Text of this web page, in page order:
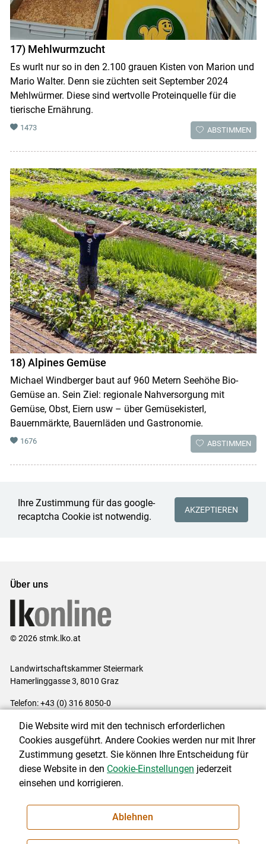
17) Mehlwurmzucht
Es wurlt nur so in den 2.100 grauen Kisten von Marion und
Mario Walter. Denn sie züchten seit September 2024
Mehlwürmer. Diese sind wertvolle Proteinquelle für die
tierische Ernährung.
1473 ABSTIMMEN
18) Alpines Gemüse
Michael Windberger baut auf 960 Metern Seehöhe Bio-
Gemüse an. Sein Ziel: regionale Nahversorgung mit
Gemüse, Obst, Eiern usw – über Gemüsekisterl,
Bauernmärkte, Bauernläden und Gastronomie.
1676 ABSTIMMEN
Ihre Zustimmung für das google-
recaptcha Cookie ist notwendig.
AKZEPTIEREN
Über uns
© 2026 stmk.lko.at
Landwirtschaftskammer Steiermark
Hamerlinggasse 3, 8010 Graz
Telefon: +43 (0) 316 8050-0
Impressum|Kontakt|Datenschutzerklärung|Barrierefreiheit|
Cookie-Einstellungen
NEWSLETTER
Die Website wird mit den technisch erforderlichen
Cookies ausgeführt. Andere Cookies werden nur mit Ihrer
Zustimmung gesetzt. Sie können Ihre Entscheidung für
diese Website in den Cookie-Einstellungen jederzeit
einsehen und korrigieren.
Ablehnen